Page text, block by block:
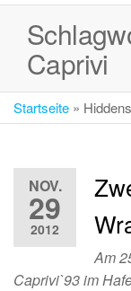
Caprivi
Startseite »
NOV.
29
2012
Am
Caprivi`93 im